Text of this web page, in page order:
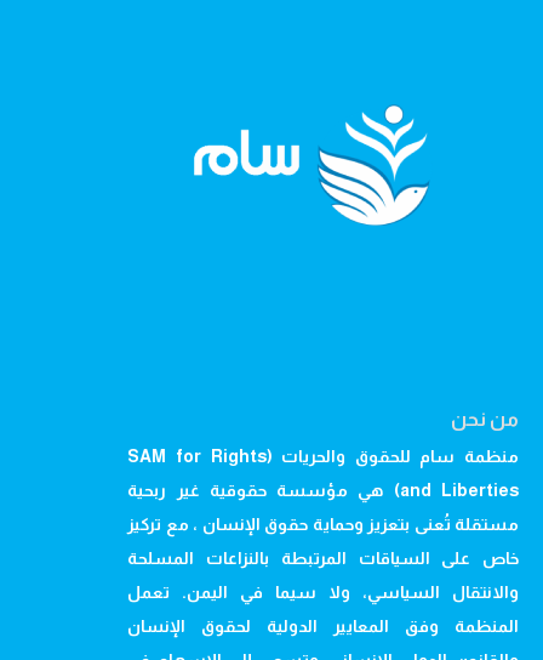
من نحن
منظمة سام للحقوق والحريات (SAM for Rights
and Liberties) هي مؤسسة حقوقية غير ربحية
مستقلة تُعنى بتعزيز وحماية حقوق الإنسان ، مع تركيز
خاص على السياقات المرتبطة بالنزاعات المسلحة
والانتقال السياسي، ولا سيما في اليمن. تعمل
المنظمة وفق المعايير الدولية لحقوق الإنسان